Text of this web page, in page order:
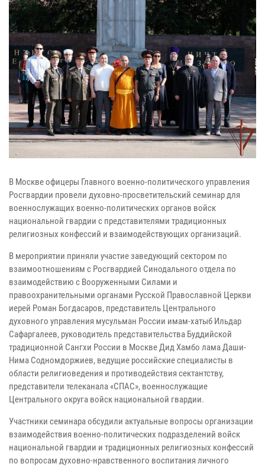
В Москве офицеры Главного военно-политического управления
Росгвардии провели духовно-просветительский семинар для
военнослужащих военно-политических органов войск
национальной гвардии с представителями традиционных
религиозных конфессий и взаимодействующих организаций.
В мероприятии приняли участие заведующий сектором по
взаимоотношениям с Росгвардией Синодального отдела по
взаимодействию с Вооруженными Силами и
правоохранительными органами Русской Православной Церкви
иерей Роман Богдасаров, представитель Центрального
духовного управления мусульман России имам-хатыб Ильдар
Сафаргалеев, руководитель представительства Буддийской
традиционной Сангхи России в Москве Дид Хамбо лама Даши-
Нима Содномдоржиев, ведущие российские специалисты в
области религиоведения и противодействия сектантству,
представители телеканала «СПАС», военнослужащие
Центрального округа войск национальной гвардии.
Участники семинара обсудили актуальные вопросы организации
взаимодействия военно-политических подразделений войск
национальной гвардии и традиционных религиозных конфессий
по вопросам духовно-нравственного воспитания личного